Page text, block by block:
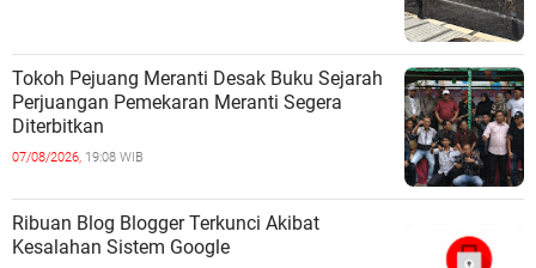
Tokoh Pejuang Meranti Desak Buku Sejarah
Perjuangan Pemekaran Meranti Segera
Diterbitkan
07/08/2026, 19:08 WIB
Ribuan Blog Blogger Terkunci Akibat
Kesalahan Sistem Google